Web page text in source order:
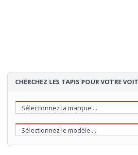
BRODERIE
CHERCHEZ LES TAPIS POUR VOTRE